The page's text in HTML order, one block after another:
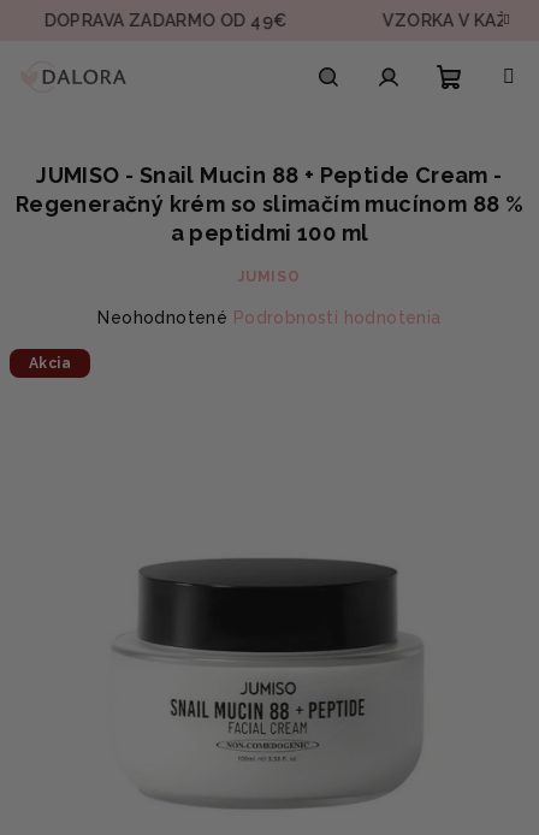
Prejsť
ZADARMO OD 49€ VZORKA V KAŽDEJ
košík
JUMISO - Snail Mucin 88 + Peptide Cream -
Regeneračný krém so slimačím mucínom 88 %
a peptidmi 100 ml
JUMISO
Priemerné
Neohodnotené Podrobnosti hodnotenia
Akcia